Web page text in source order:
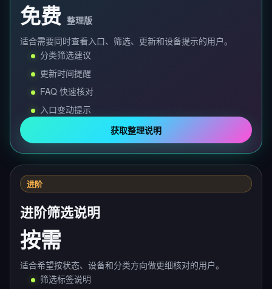
免费 整理版
适合需要同时查看入口、筛选、更新和设备提示的用户。
分类筛选建议
更新时间提醒
FAQ 快速核对
入口变动提示
获取整理说明
进阶
进阶筛选说明
按需
适合希望按状态、设备和分类方向做更细核对的用户。
筛选标签说明